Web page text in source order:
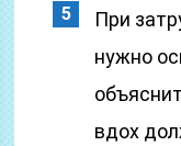
При
нужно
вдох